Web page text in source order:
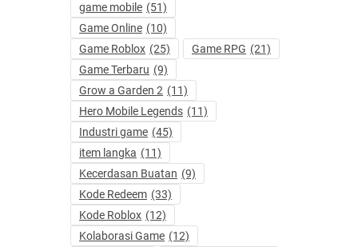
game mobile (51)
Game Online (10)
Game Roblox (25) Game RPG (21)
Game Terbaru (9)
Grow a Garden 2 (11)
Hero Mobile Legends (11)
Industri game (45)
item langka (11)
Kecerdasan Buatan (9)
Kode Redeem (33)
Kode Roblox (12)
Kolaborasi Game (12)